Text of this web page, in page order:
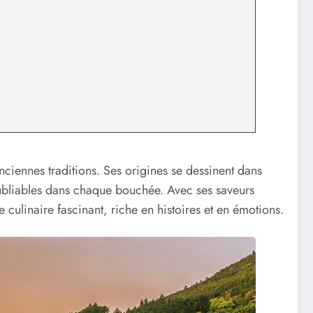
traditions. Ses origines se dessinent dans
dans chaque bouchée. Avec ses saveurs
culinaire fascinant, riche en histoires et en émotions.